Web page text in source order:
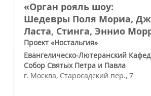
«Орган рояль шоу:
Шедевры Поля Мориа,
Ласта, Стинга, Эннио
Проект «Ностальгия»
Евангелическо-Лютеранский
Собор Святых Петра и Павла
г. Москва, Старосадский пер., 7